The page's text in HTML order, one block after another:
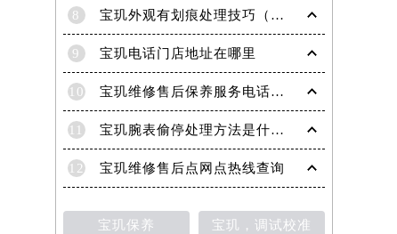
8 宝玑外观有划痕处理技巧（轻松修复爱表的实用方法）
9 宝玑电话门店地址在哪里
10 宝玑维修售后保养服务电话是多少
11 宝玑腕表偷停处理方法是什么（专业维修指南与常见故障排查）
12 宝玑维修售后点网点热线查询
宝玑保养 宝玑，调试校准